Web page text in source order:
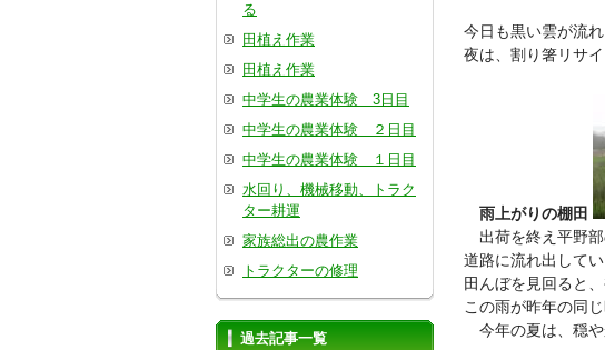
今日も黒い雲が流
夜は、割り箸リサ
雨上がりの棚田
出荷を終え平野部
道路に流れ出してい
田んぼを見回ると
この雨が昨年の同
今年の夏は、穏や
る
田植え作業
田植え作業
中学生の農業体験 3日目
中学生の農業体験 ２日目
中学生の農業体験 １日目
水回り、機械移動、トラク
ター耕運
家族総出の農作業
トラクターの修理
過去記事一覧